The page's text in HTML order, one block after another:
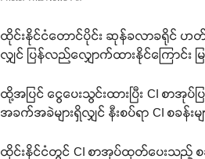
ထိုင်းနိုင်ငံတောင်ပိုင်း ဆုန်ခလာခရိုင် ဟတ်ယို
လျှင် ပြန်လည်လျှောက်ထားနိုင်ကြောင်
ထို့အပြင် ငွေပေးသွင်းထားပြီး CI စာအု
အခက်အခဲများရှိလျှင် နီးစပ်ရာ CI စခန်
ထိုင်းနိုင်ငံတွင် CI စာအုပ်ထုတ်ပေးသည့် စခ